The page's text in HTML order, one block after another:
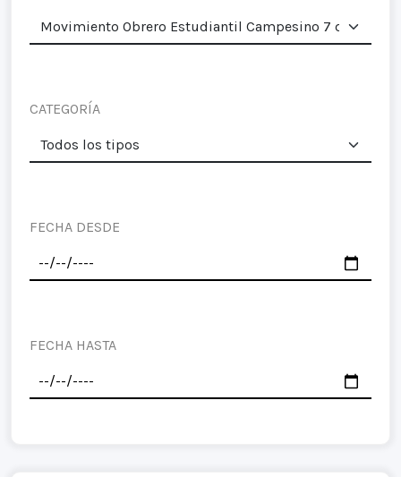
CATEGORÍA
FECHA DESDE
FECHA HASTA